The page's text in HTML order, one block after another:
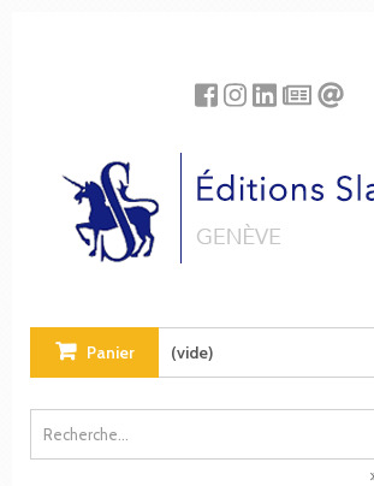
Panier (vide)